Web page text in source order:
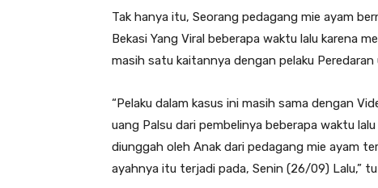
Tak hanya itu, Seorang pedagang mie ayam
Bekasi Yang Viral beberapa waktu lalu karena
masih satu kaitannya dengan pelaku
“Pelaku dalam kasus ini masih sama dengan
uang Palsu dari pembelinya beberapa waktu
diunggah oleh Anak dari pedagang mie ayam
ayahnya itu terjadi pada, Senin (26/09) Lalu,”